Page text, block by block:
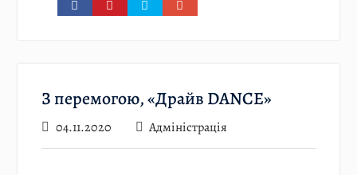
З перемогою, «Драйв DANCE»
04.11.2020 Адміністрація